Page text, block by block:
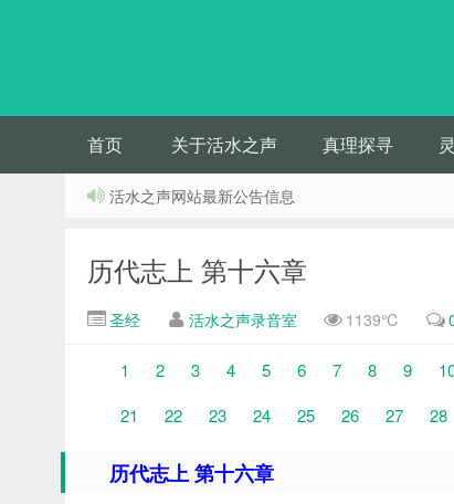
首页 关于活水之声 真理探寻
活水之声网站最新公告信息
历代志上 第十六章
圣经 活水之声录音室 1139℃
1 2 3 4 5 6 7 8 9
21
22 23 24 25 26 27 28
历代志上 第十六章